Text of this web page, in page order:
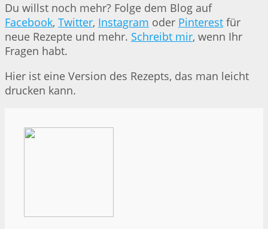
Du willst noch mehr? Folge dem Blog auf
Facebook, Twitter, Instagram oder Pinterest für
neue Rezepte und mehr. Schreibt mir, wenn Ihr
Fragen habt.
Hier ist eine Version des Rezepts, das man leicht
drucken kann.